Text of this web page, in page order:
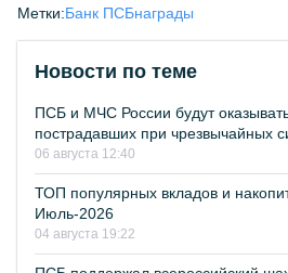
Метки:Банк ПСБнаграды
Новости по теме
ПСБ и МЧС России будут
пострадавших при чрезвычайных
06 августа 12:40
ТОП популярных вкладов и
Июль-2026
04 августа 19:22